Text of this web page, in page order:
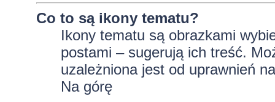
Co to są ikony tematu?
Ikony tematu są obrazkami
postami – sugerują ich treść.
uzależniona jest od uprawnień
Na górę